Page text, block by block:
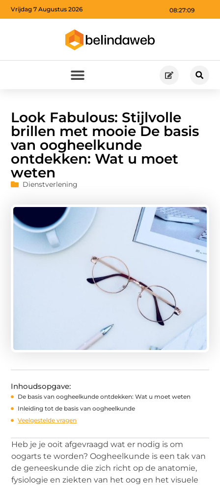
08:27:10
Vrijdag 7 Augustus 2026
Look Fabulous: Stijlvolle
brillen met mooie De basis
van oogheelkunde
ontdekken: Wat u moet
weten
Dienstverlening
Inhoudsopgave:
De basis van oogheelkunde ontdekken: Wat u moet weten
Inleiding tot de basis van oogheelkunde
Veelgestelde vragen
Heb je je ooit afgevraagd wat er nodig is om
oogarts te worden? Oogheelkunde is een tak van
de geneeskunde die zich richt op de anatomie,
fysiologie en ziekten van het oog en het visuele